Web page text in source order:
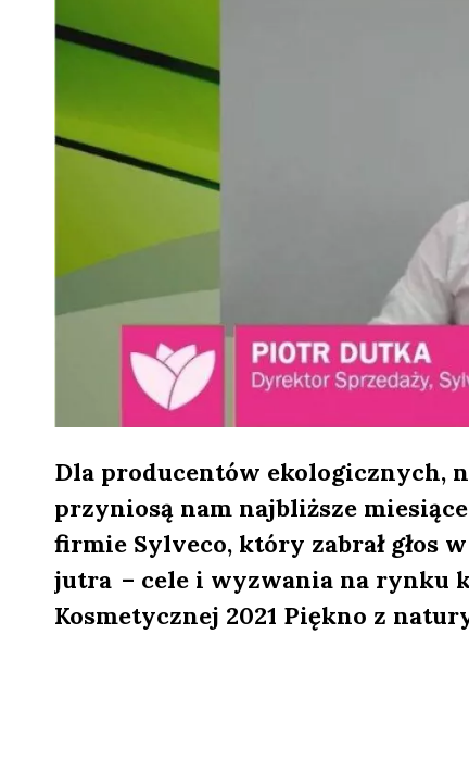
Dla producentów ekologicznych,
przyniosą nam najbliższe
firmie Sylveco, który zabrał głos
jutra – cele i wyzwania na rynku
Kosmetycznej 2021 Piękno z